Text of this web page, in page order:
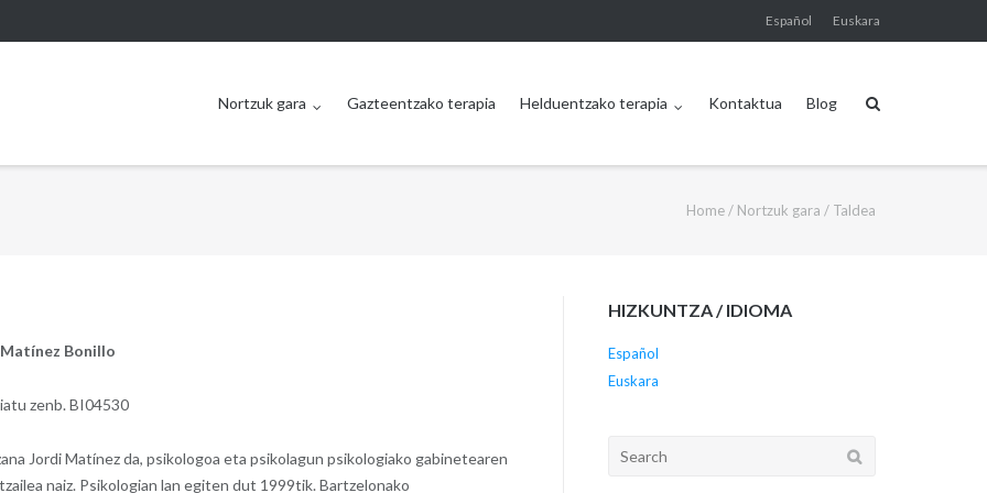
Español Euskara
Nortzuk gara Gazteentzako terapia Helduentzako terapia Kontaktua Blog
Home/ Nortzuk gara / Taldea
Bonillo
zenb. BI04530
Jordi Matínez da, psikologoa eta psikolagun psikologiako gabinetearen
naiz. Psikologian lan egiten dut 1999tik. Bartzelonako
HIZKUNTZA / IDIOMA
Español
Euskara
Search